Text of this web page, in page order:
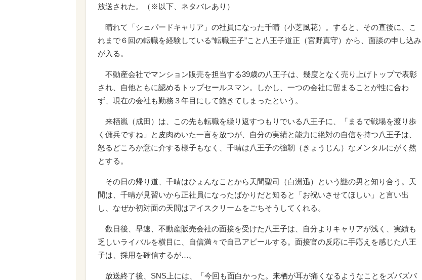
放送された。（※以下、ネタバレあり）
晴れて「シェパードキャリア」の社員になった千晴（小芝風花）。すると、その直後に、こ
れまで６回の転職を経験している“転職王子”こと八王子道正（宮野真守）から、面談の申し込み
が入る。
不動産会社でマンション販売を担当する39歳の八王子は、幾度となく売り上げトップで表彰
され、自他ともに認めるトップセールスマン。しかし、一つの会社に留まることが性に合わ
ず、現在の会社も勤務３年目にして飽きてしまったという。
来栖嵐（成田）は、この先も転職を繰り返すつもりでいる八王子に、「まるで戦場を渡り歩
く傭兵ですね」と皮肉めいた一言を放つが、自分の実績と能力に絶対の自信を持つ八王子は、
怒るどころか意に介する様子もなく、千晴は八王子の強靭（きょうじん）なメンタルにがく然
とする。
その日の帰り道、千晴はひょんなことから天間聖司（白洲迅）という謎の男と知り合う。天
間は、千晴が見習いから正社員になったばかりだと知ると「お祝いさせてほしい」と言い出
し、なぜか初対面の天間はアイスクリームをごちそうしてくれる。
数日後、早速、不動産販売会社の面接を受けた八王子は、自分よりキャリアが浅く、実績も
乏しいライバルを横目に、自信満々で自己アピールする。面接官の反応に手応えを感じた八王
子は、採用を確信するが…。
放送終了後、SNS上には、「今回も面白かった。来栖が耳が痛くなるようなことをズバズバ